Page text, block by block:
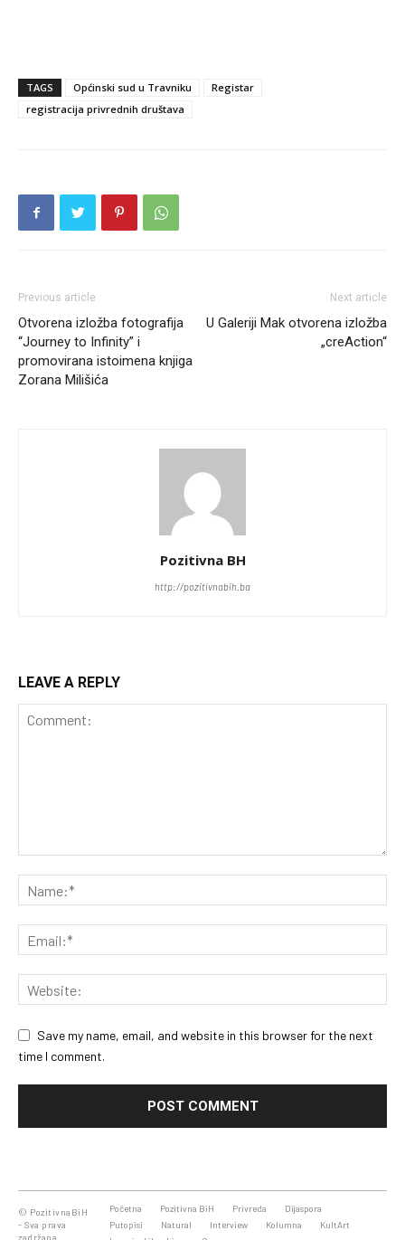
TAGS Općinski sud u Travniku
Registar
registracija privrednih društava
Previous article
Otvorena izložba fotografija
“Journey to Infinity” i
promovirana istoimena knjiga
Zorana Milišića
Next article
U Galeriji Mak otvorena izložba
„creAction“
Pozitivna BH
http://pozitivnabih.ba
LEAVE A REPLY
Save my name, email, and website in this browser for the next
time I comment.
© PozitivnaBiH
- Sva prava
zadržana
Početna Pozitivna BiH Privreda
Dijaspora
Putopisi
Natural Interview Kolumna
KultArt